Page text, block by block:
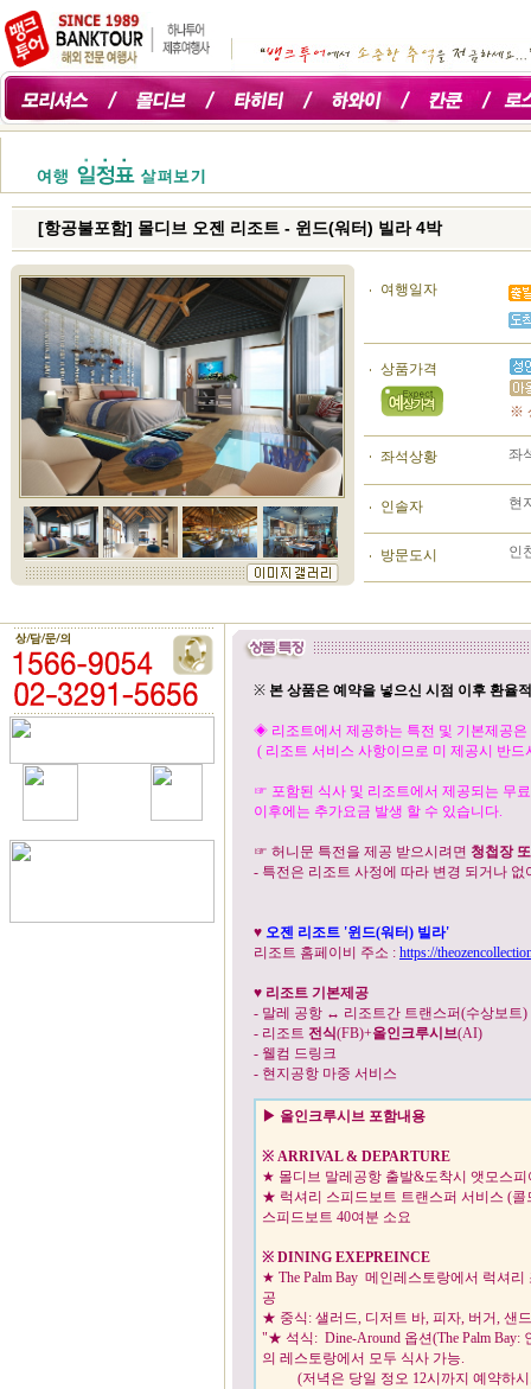
[항공불포함] 몰디브 오젠 리조트 - 윈드(워터) 빌라 4박
여행일자
상품가격
※
좌석상황 좌
인솔자 현
방문도시 인
※ 본 상품은 예약을 넣으신 시점 이후 환율
◈ 리조트에서 제공하는 특전 및 기본제공
( 리조트 서비스 사항이므로 미 제공시 반
☞ 포함된 식사 및 리조트에서 제공되는 무
이후에는 추가요금 발생 할 수 있습니다.
☞ 허니문 특전을 제공 받으시려면 청첩장
- 특전은 리조트 사정에 따라 변경 되거나 없
♥ 오젠 리조트 '윈드(워터) 빌라'
리조트 홈페이비 주소 : https://
♥ 리조트 기본제공
- 말레 공항 ↔ 리조트간 트랜스퍼(수상보트)
- 리조트 전식(FB)+올인크루시브(AI)
- 웰컴 드링크
- 현지공항 마중 서비스
▶ 올인크루시브 포함내용
※ ARRIVAL & DEPARTURE
★ 몰디브 말레공항 출발&도착시 앳모
★ 럭셔리 스피드보트 트랜스퍼 서비스 (
스피드보트 40여분 소요
※ DINING EXEPREINCE
★ The Palm Bay 메인레스토랑에서 럭셔
공
★ 중식: 샐러드, 디저트 바, 피자, 버거,
"★ 석식: Dine-Around 옵션(The Palm Bay:
의 레스토랑에서 모두 식사 가능.
(저녁은 당일 정오 12시까지 예약